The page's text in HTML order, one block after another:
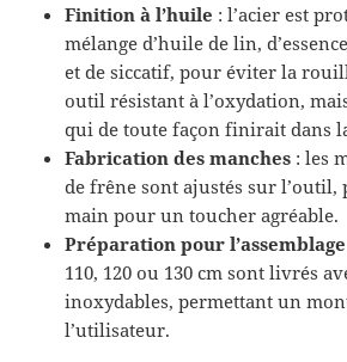
Finition à l’huile : l’acier est
mélange d’huile de lin,
et de siccatif, pour éviter la
outil résistant à l’oxydation,
qui de toute façon finirait dans
Fabrication des manches : les
de frêne sont ajustés sur l’outil,
main pour un toucher agréable.
Préparation pour l’assemblage
110, 120 ou 130 cm sont livrés
inoxydables, permettant un
l’utilisateur.